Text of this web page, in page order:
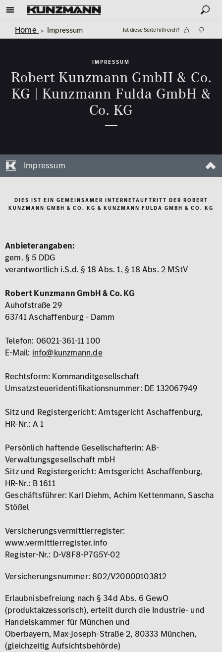
Home Impressum Ist diese Seite hilfreich?
IMPRESSUM
Robert Kunzmann GmbH & Co.
KG | Kunzmann Fulda GmbH &
Co. KG
Impressum
DIES IST EIN GEMEINSAMER INTERNETAUFTRITT DER ROBERT
KUNZMANN GMBH & CO. KG & KUNZMANN FULDA GMBH & CO. KG
Anbieterangaben:
gem. § 5 DDG
verantwortlich i.S.d. § 18 Abs. 1, § 18 Abs. 2 MStV
Robert Kunzmann GmbH & Co. KG
Auhofstraße 29
63741 Aschaffenburg - Damm
Telefon: 06021-361-11 100
E-Mail: info@kunzmann.de
Rechtsform: Kommanditgesellschaft
Umsatzsteueridentifikationsnummer: DE 132067949
Sitz und Registergericht: Amtsgericht Aschaffenburg,
HR-Nr.: A 1
Persönlich haftende Gesellschafterin: AB-
Verwaltungsgesellschaft mbH
Sitz und Registergericht: Amtsgericht Aschaffenburg,
HR-Nr.: B 1611
Geschäftsführer: Karl Diehm, Achim Kettenmann, Sascha
Stößel
Versicherungsvermittlerregister:
www.vermittlerregister.info
Register-Nr.: D-V8F8-P7G5Y-02
Versicherungsnummer: 802/V20000103812
Erlaubnisbefreiung nach § 34d Abs. 6 GewO
(produktakzessorisch), erteilt durch die Industrie- und
Handelskammer für München und
Oberbayern, Max‑Joseph‑Straße 2, 80333 München,
(gleichzeitig Aufsichtsbehörde)